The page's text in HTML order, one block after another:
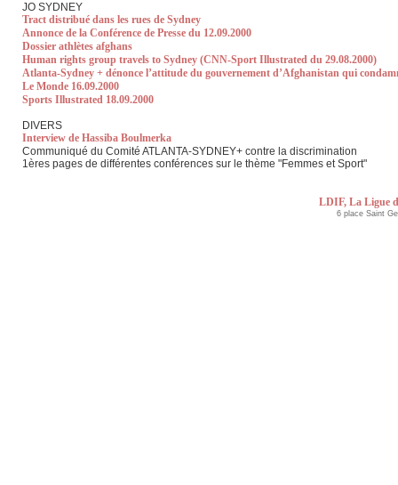
JO SYDNEY
Tract distribué dans les rues de Sydney
Annonce de la Conférence de Presse du 12.09.2000
Dossier athlètes afghans
Human rights group travels to Sydney (CNN-Sport Illustrated du 29.08.2000)
Atlanta-Sydney + dénonce l’attitude du gouvernement d’Afghanistan qui
Le Monde 16.09.2000
Sports Illustrated 18.09.2000
DIVERS
Interview de Hassiba Boulmerka
Communiqué du Comité ATLANTA-SYDNEY+ contre la discrimination
1ères pages de différentes conférences sur le thème "Femmes et Sport"
LDIF, La Ligue
6 place Saint